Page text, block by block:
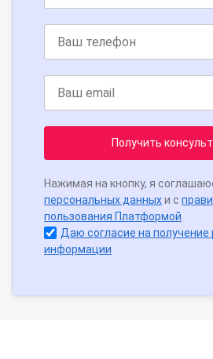
Получить
Нажимая на кнопку, я
персональных данныхи с
пользования Платформой
Даю согласие на получение
информации